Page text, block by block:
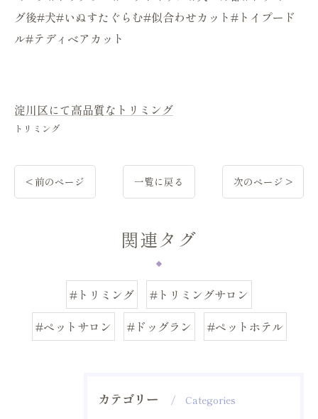
グ後#犬#いぬすたぐらむ#似合わせカット#トイプード
ル#テディベアカット
淀川区にて高品質なトリミング
トリミング
< 前のページ 一覧に戻る 次のページ >
関連タグ
#トリミング
#トリミングサロン
#ペットサロン
#ドッグラン #ペットホテル
カテゴリー Categories